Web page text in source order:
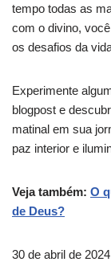
tempo todas as
com o divino,
os desafios da
Experimente
blogpost e
matinal em sua
paz interior e
Veja também: O
de Deus?
30 de abril de 2024